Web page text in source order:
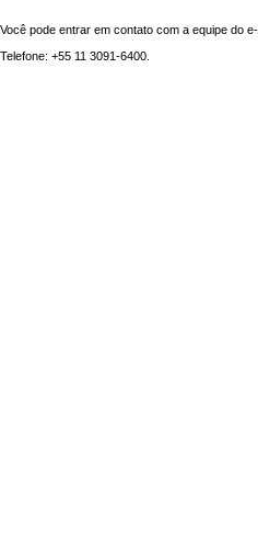
Você pode entrar em contato com a equipe do
Telefone: +55 11 3091-6400.